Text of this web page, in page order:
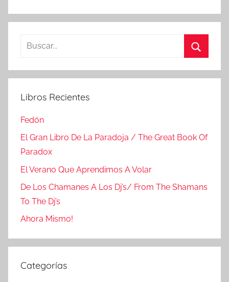
Buscar:
Libros Recientes
Fedón
El Gran Libro De La Paradoja / The Great Book Of
Paradox
El Verano Que Aprendimos A Volar
De Los Chamanes A Los Dj’s/ From The Shamans
To The Dj’s
Ahora Mismo!
Categorías